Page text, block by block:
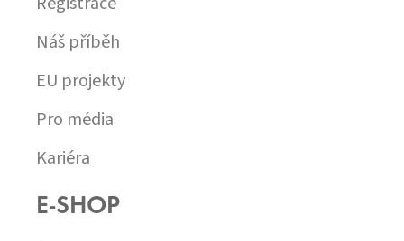
Náš příběh
EU projekty
Pro média
Kariéra
E-SHOP